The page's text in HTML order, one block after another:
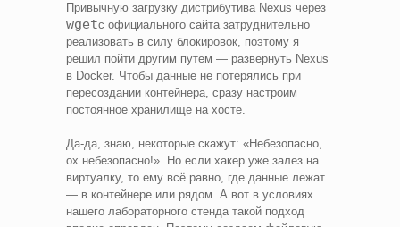
Привычную загрузку дистрибутива Nexus через
wgetс официального сайта затруднительно
реализовать в силу блокировок, поэтому я
решил пойти другим путем — развернуть Nexus
в Docker. Чтобы данные не потерялись при
пересоздании контейнера, сразу настроим
постоянное хранилище на хосте.
Да-да, знаю, некоторые скажут: «Небезопасно,
ох небезопасно!». Но если хакер уже залез на
виртуалку, то ему всё равно, где данные лежат
— в контейнере или рядом. А вот в условиях
нашего лабораторного стенда такой подход